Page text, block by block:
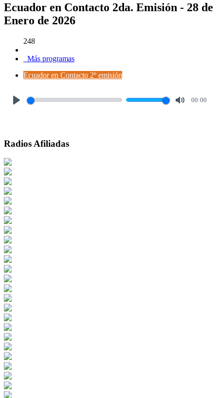
Ecuador en Contacto 2da. Emisión - 28 de
Enero de 2026
248
Más programas
Ecuador en Contacto 2º emisión
00:00
Radios Afiliadas